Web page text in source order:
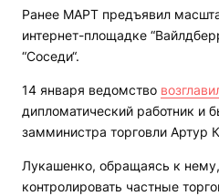
Ранее МАРТ предъявил
интернет-площадке
“Соседи“.
14 января ведомство
дипломатический работник и
замминистра торговли Артур
Лукашенко, обращаясь к нему,
контролировать частные